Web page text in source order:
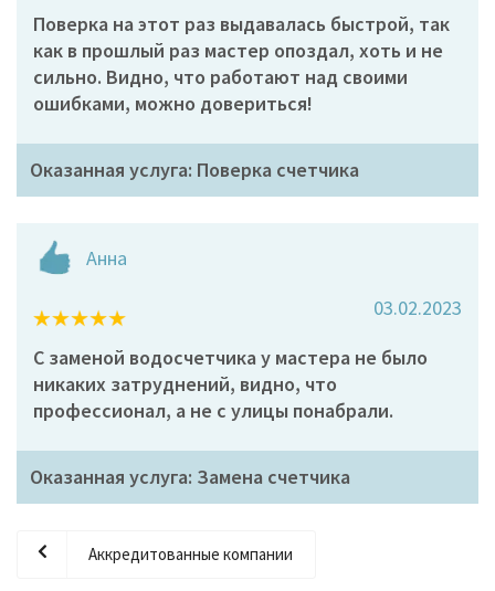
Поверка на этот раз выдавалась быстрой, так
как в прошлый раз мастер опоздал, хоть и не
сильно. Видно, что работают над своими
ошибками, можно довериться!
Оказанная услуга: Поверка счетчика
Анна
03.02.2023
С заменой водосчетчика у мастера не было
никаких затруднений, видно, что
профессионал, а не с улицы понабрали.
Оказанная услуга: Замена счетчика
Аккредитованные компании